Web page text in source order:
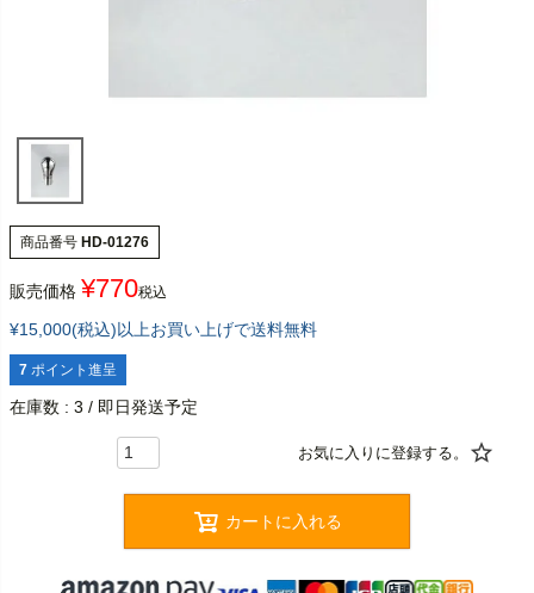
商品番号 HD-01276
販売価格 ¥770税込
¥15,000(税込)以上お買い上げで送料無料
7 ポイント進呈
在庫数 3 / 即日発送予定
カートに入れる